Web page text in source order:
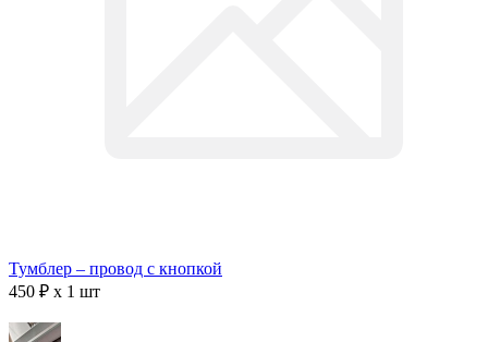
Тумблер – провод с кнопкой
450 ₽ x 1 шт